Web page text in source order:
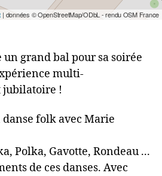
| données © OpenStreetMap/ODbL - rendu OSM France
grand bal pour sa soirée
multi-
jubilatoire !
folk avec Marie
Polka, Gavotte, Rondeau ...
de ces danses. Avec